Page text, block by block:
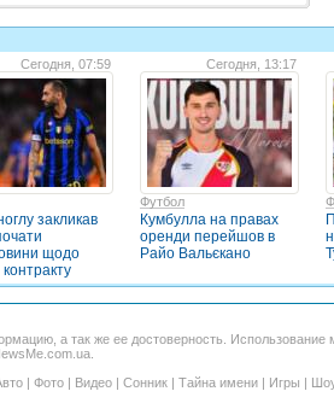
Сегодня, 07:59
закликав
щодо
Сегодня, 13:17
Футбол
Кумбулла на правах
оренди перейшов в
Райо Вальєкано
а так же ее достоверность. Использование
| Фото | Видео | Сонник | Тайна имени | Игры |